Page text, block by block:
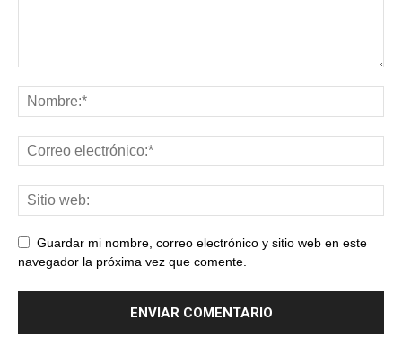
Guardar mi nombre, correo electrónico y sitio web en este
navegador la próxima vez que comente.